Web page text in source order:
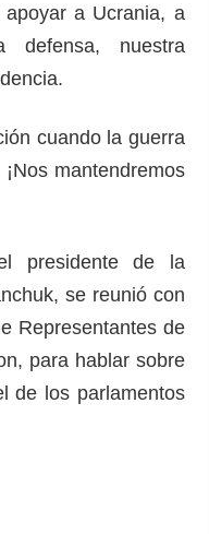
a Ucrania, a
defensa, nuestra
cuando la guerra
mantendremos
presidente de la
se reunió con
Representantes de
para hablar sobre
de los parlamentos